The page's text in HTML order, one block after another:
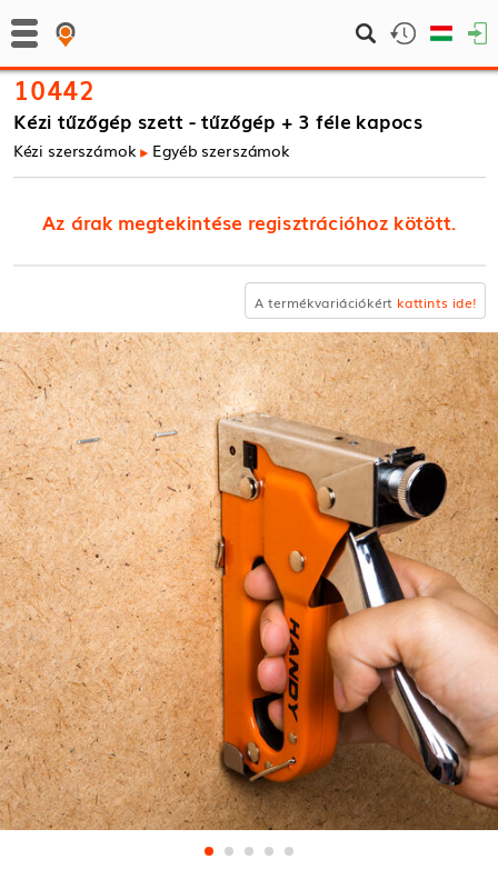
10442
Kézi tűzőgép szett - tűzőgép + 3 féle kapocs
Kézi szerszámok Egyéb szerszámok
Az árak megtekintése regisztrációhoz kötött.
A termékvariációkért kattints ide!